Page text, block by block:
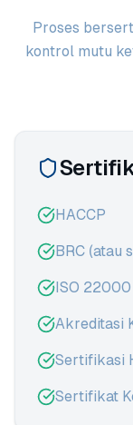
Proses
kontrol mutu
HACCP
BRC (atau
ISO 22000
Akreditasi
Sertifikasi
Sertifikat